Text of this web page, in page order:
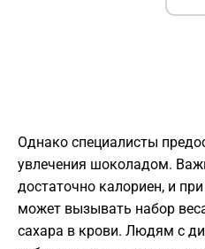
Однако специалисты
увлечения шоколадом.
достаточно калориен, и
может вызывать набор
сахара в крови. Людям с